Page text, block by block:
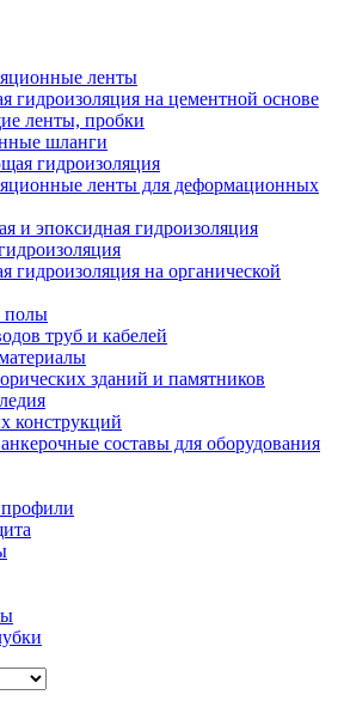
ленты
гидроизоляция на цементной основе
ленты, пробки
шланги
гидроизоляция
ленты для деформационных
и эпоксидная гидроизоляция
гидроизоляция на органической
труб и кабелей
зданий и памятников
конструкций
составы для оборудования